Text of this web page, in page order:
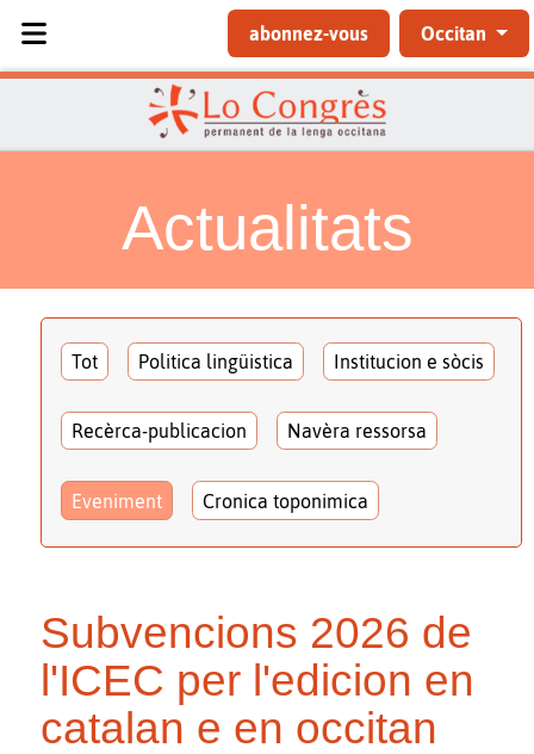
abonnez-vous Occitan
Actualitats
Tot Politica lingüistica Institucion e sòcis
Recèrca-publicacion Navèra ressorsa
Eveniment Cronica toponimica
Subvencions 2026 de
l'ICEC per l'edicion en
catalan e en occitan